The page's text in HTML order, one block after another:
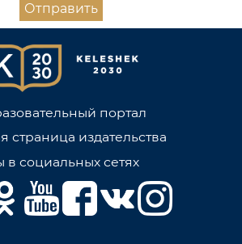
Отправить
портал
страница издательства
в социальных сетях